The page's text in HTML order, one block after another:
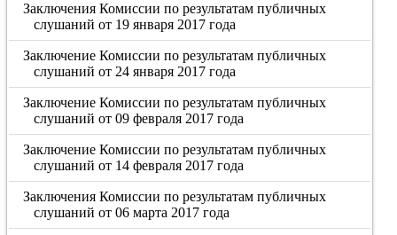
Заключения Комиссии по результатам публичных
слушаний от 19 января 2017 года
Заключение Комиссии по результатам публичных
слушаний от 24 января 2017 года
Заключение Комиссии по результатам публичных
слушаний от 09 февраля 2017 года
Заключение Комиссии по результатам публичных
слушаний от 14 февраля 2017 года
Заключения Комиссии по результатам публичных
слушаний от 06 марта 2017 года